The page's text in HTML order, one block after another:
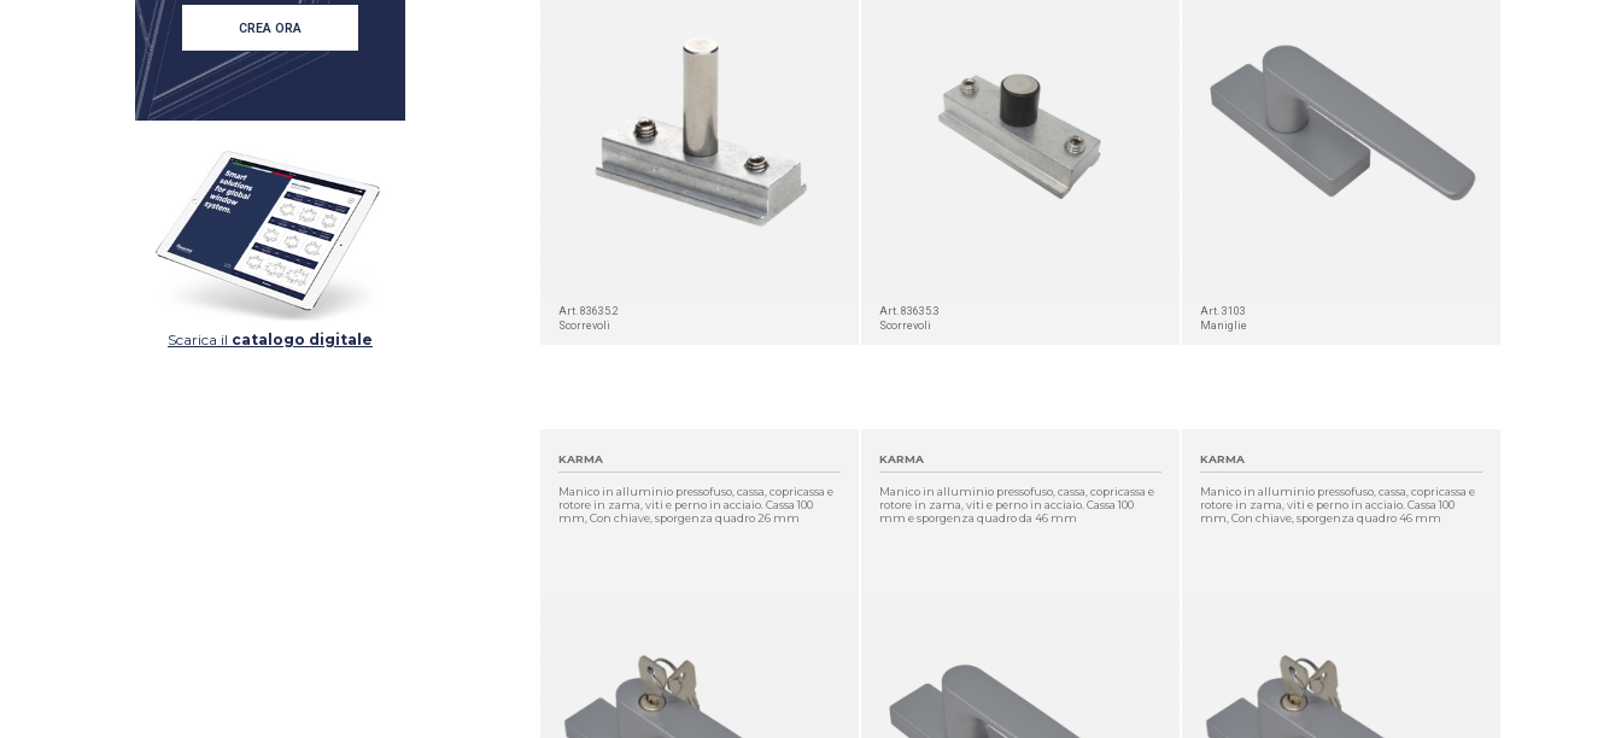
CREA ORA
Scarica il catalogo digitale
Art. 83635.2
Scorrevoli
Art. 83635.3
Scorrevoli
DETTAGLIO
Art. 3103
Maniglie
KARMA
Manico in alluminio pressofuso, cassa, copricassa e
rotore in zama, viti e perno in acciaio. Cassa 100
mm, Con chiave, sporgenza quadro 26 mm
KARMA
Manico in alluminio pressofuso, cassa, copricassa e
rotore in zama, viti e perno in acciaio. Cassa 100
mm e sporgenza quadro da 46 mm
KARMA
Manico in alluminio pressofuso, cassa, copricassa e
rotore in zama, viti e perno in acciaio. Cassa 100
mm, Con chiave, sporgenza quadro 46 mm
DETTAGLIO